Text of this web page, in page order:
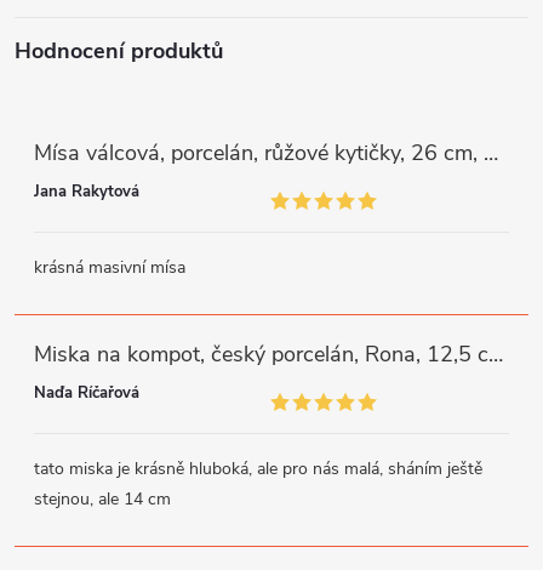
Hodnocení produktů
Mísa válcová, porcelán, růžové kytičky, 26 cm, G. Benedikt
Jana Rakytová
krásná masivní mísa
Miska na kompot, český porcelán, Rona, 12,5 cm, bílý, G. Benedikt
Naďa Říčařová
tato miska je krásně hluboká, ale pro nás malá, sháním ještě
stejnou, ale 14 cm